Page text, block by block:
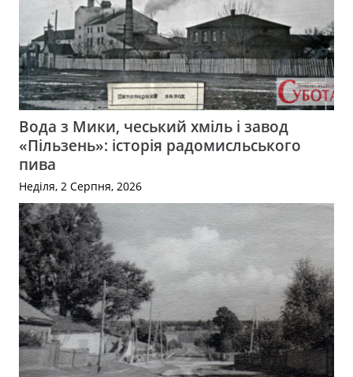
Вода з Мики, чеський хміль і завод
«Пільзень»: історія радомисльського
пива
Неділя, 2 Серпня, 2026